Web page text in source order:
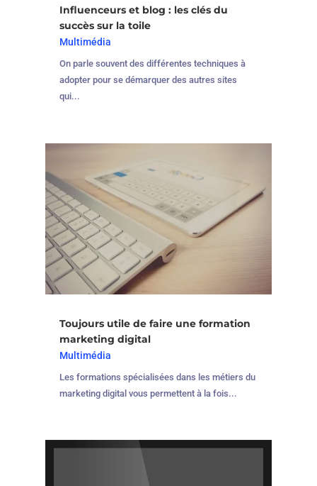
Influenceurs et blog : les clés du
succès sur la toile
Multimédia
On parle souvent des différentes techniques à
adopter pour se démarquer des autres sites
qui...
Toujours utile de faire une formation
marketing digital
Multimédia
Les formations spécialisées dans les métiers du
marketing digital vous permettent à la fois...